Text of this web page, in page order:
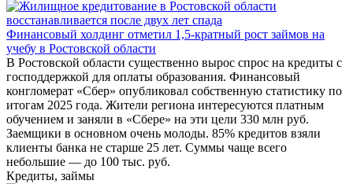
Финансовый холдинг отметил 1,5-кратный рост займов на
учебу в Ростовской области
В Ростовской области существенно вырос спрос на кредиты с
господдержкой для оплаты образования. Финансовый
конгломерат «Сбер» опубликовал собственную статистику по
итогам 2025 года. Жители региона интересуются платным
обучением и заняли в «Сбере» на эти цели 330 млн руб.
Заемщики в основном очень молоды. 85% кредитов взяли
клиенты банка не старше 25 лет. Суммы чаще всего
небольшие — до 100 тыс. руб.
Кредиты, займы